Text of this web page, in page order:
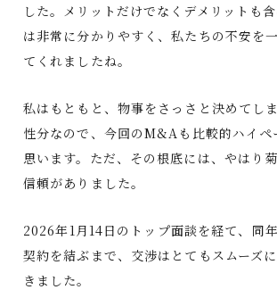
した。メリットだけでなくデメリットも
は非常に分かりやすく、私たちの不安を
てくれましたね。
私はもともと、物事をさっさと決めてし
性分なので、今回のM&Aも比較的ハイペ
思います。ただ、その根底には、やはり
信頼がありました。
2026年1月14日のトップ面談を経て、同
契約を結ぶまで、交渉はとてもスムーズ
きました。